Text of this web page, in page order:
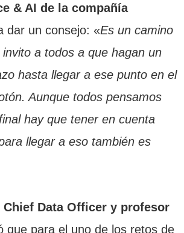
& AI de la compañía
dar un consejo: «Es un camino
a todos a que hagan un
hasta llegar a ese punto en el
Aunque todos pensamos
hay que tener en cuenta
llegar a eso también es
Data Officer y profesor
que para el uno de los retos de